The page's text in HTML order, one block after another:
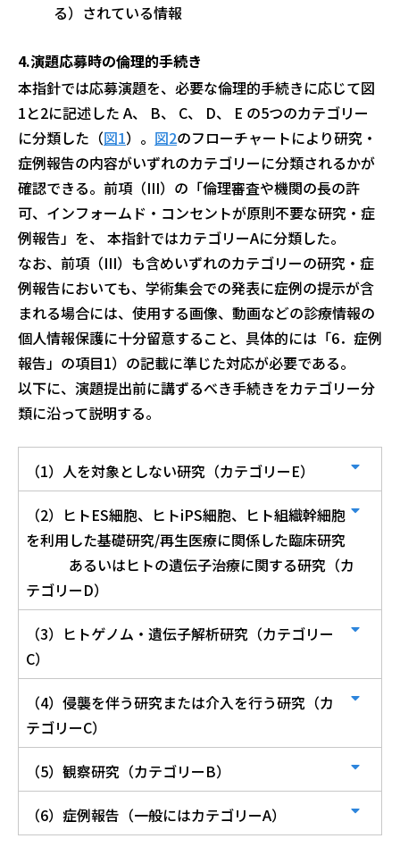
る）されている情報
4.演題応募時の倫理的手続き
本指針では応募演題を、必要な倫理的手続きに応じて図
1と2に記述した A、 B、 C、 D、 E の5つのカテゴリー
に分類した（図1）。 図2のフローチャートにより研究・
症例報告の内容がいずれのカテゴリーに分類されるかが
確認できる。前項（III）の「倫理審査や機関の長の許
可、インフォームド・コンセントが原則不要な研究・症
例報告」を、 本指針ではカテゴリーAに分類した。
なお、前項（III）も含めいずれのカテゴリーの研究・症
例報告においても、学術集会での発表に症例の提示が含
まれる場合には、使用する画像、動画などの診療情報の
個人情報保護に十分留意すること、具体的には「6．症例
報告」の項目1）の記載に準じた対応が必要である。
以下に、演題提出前に講ずるべき手続きをカテゴリー分
類に沿って説明する。
（1）人を対象としない研究（カテゴリーE）
（2）ヒトES細胞、ヒトiPS細胞、ヒト組織幹細胞
を利用した基礎研究/再生医療に関係した臨床研究
あるいはヒトの遺伝子治療に関する研究（カ
テゴリーD）
（3）ヒトゲノム・遺伝子解析研究（カテゴリー
C）
（4）侵襲を伴う研究または介入を行う研究（カ
テゴリーC）
（5）観察研究（カテゴリーB）
（6）症例報告（一般にはカテゴリーA）